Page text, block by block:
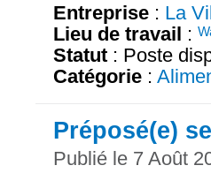
Entreprise : La
Lieu de travail :
Statut : Poste
Catégorie :
Préposé(e)
Publié le 7 Août